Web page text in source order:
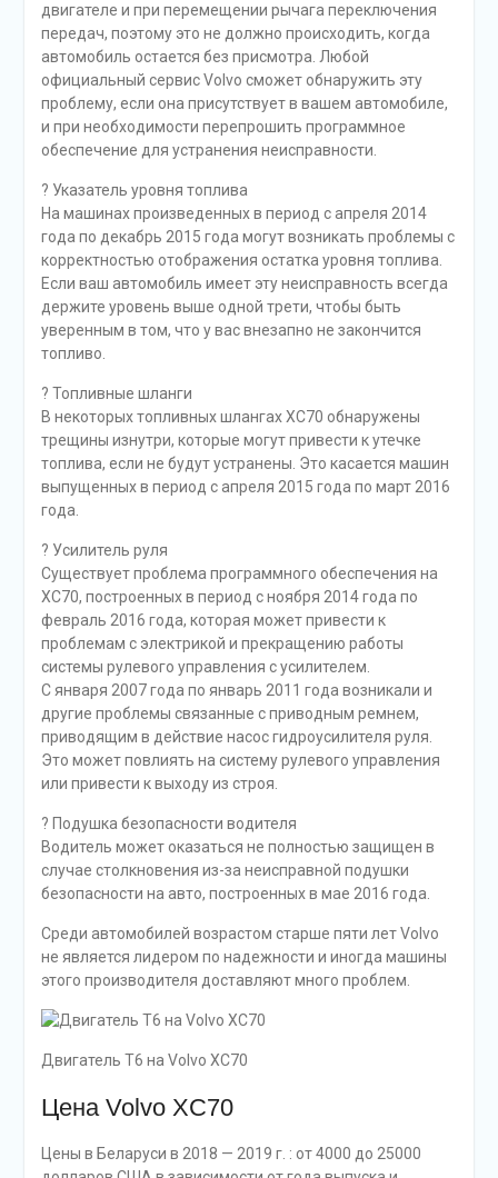
двигателе и при перемещении рычага переключения
передач, поэтому это не должно происходить, когда
автомобиль остается без присмотра. Любой
официальный сервис Volvo сможет обнаружить эту
проблему, если она присутствует в вашем автомобиле,
и при необходимости перепрошить программное
обеспечение для устранения неисправности.
? Указатель уровня топлива
На машинах произведенных в период с апреля 2014
года по декабрь 2015 года могут возникать проблемы с
корректностью отображения остатка уровня топлива.
Если ваш автомобиль имеет эту неисправность всегда
держите уровень выше одной трети, чтобы быть
уверенным в том, что у вас внезапно не закончится
топливо.
? Топливные шланги
В некоторых топливных шлангах XC70 обнаружены
трещины изнутри, которые могут привести к утечке
топлива, если не будут устранены. Это касается машин
выпущенных в период с апреля 2015 года по март 2016
года.
? Усилитель руля
Существует проблема программного обеспечения на
XC70, построенных в период с ноября 2014 года по
февраль 2016 года, которая может привести к
проблемам с электрикой и прекращению работы
системы рулевого управления с усилителем.
С января 2007 года по январь 2011 года возникали и
другие проблемы связанные с приводным ремнем,
приводящим в действие насос гидроусилителя руля.
Это может повлиять на систему рулевого управления
или привести к выходу из строя.
? Подушка безопасности водителя
Водитель может оказаться не полностью защищен в
случае столкновения из-за неисправной подушки
безопасности на авто, построенных в мае 2016 года.
Среди автомобилей возрастом старше пяти лет Volvo
не является лидером по надежности и иногда машины
этого производителя доставляют много проблем.
Двигатель T6 на Volvo XC70
Цена Volvo XC70
Цены в Беларуси в 2018 — 2019 г. : от 4000 до 25000